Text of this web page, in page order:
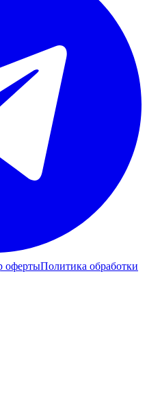
офертыПолитика обработки